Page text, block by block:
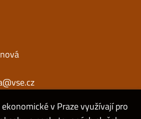
v Praze využívají pro